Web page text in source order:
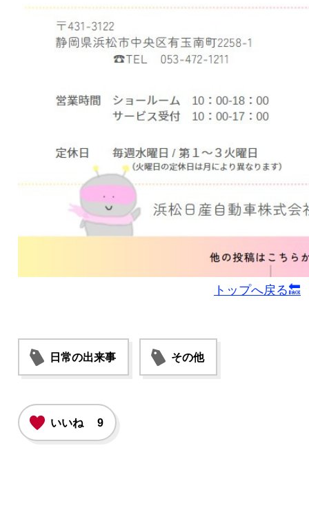
トップへ戻る🔙
日常の出来事 その他
いいね 9